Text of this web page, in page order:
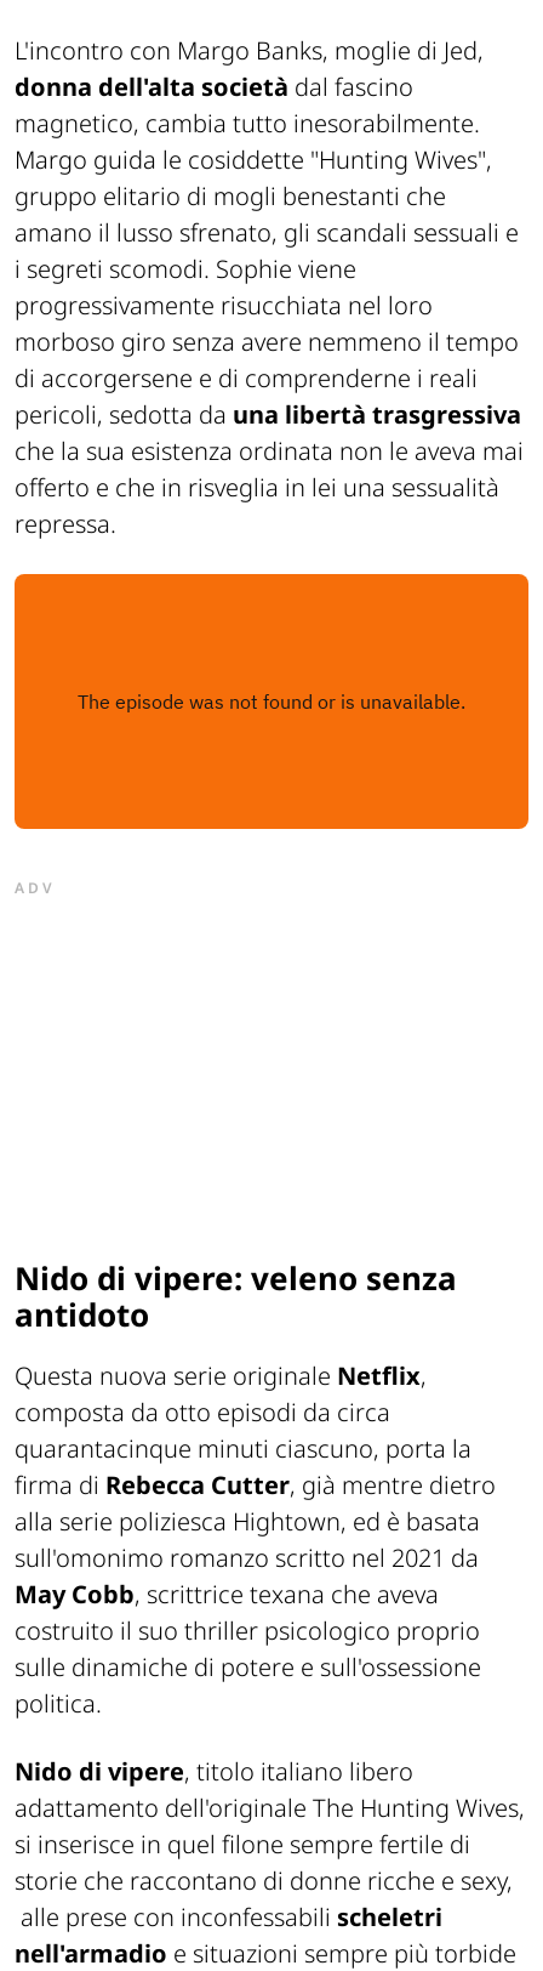
L'incontro con Margo Banks, moglie di Jed,
donna dell'alta società dal fascino
magnetico, cambia tutto inesorabilmente.
Margo guida le cosiddette "Hunting Wives",
gruppo elitario di mogli benestanti che
amano il lusso sfrenato, gli scandali sessuali e
i segreti scomodi. Sophie viene
progressivamente risucchiata nel loro
morboso giro senza avere nemmeno il tempo
di accorgersene e di comprenderne i reali
pericoli, sedotta da una libertà trasgressiva
che la sua esistenza ordinata non le aveva mai
offerto e che in risveglia in lei una sessualità
repressa.
ADV
Nido di vipere: veleno senza
antidoto
Questa nuova serie originale Netflix,
composta da otto episodi da circa
quarantacinque minuti ciascuno, porta la
firma di Rebecca Cutter, già mentre dietro
alla serie poliziesca Hightown, ed è basata
sull'omonimo romanzo scritto nel 2021 da
May Cobb, scrittrice texana che aveva
costruito il suo thriller psicologico proprio
sulle dinamiche di potere e sull'ossessione
politica.
Nido di vipere, titolo italiano libero
adattamento dell'originale The Hunting Wives,
si inserisce in quel filone sempre fertile di
storie che raccontano di donne ricche e sexy,
alle prese con inconfessabili scheletri
nell'armadio e situazioni sempre più torbide